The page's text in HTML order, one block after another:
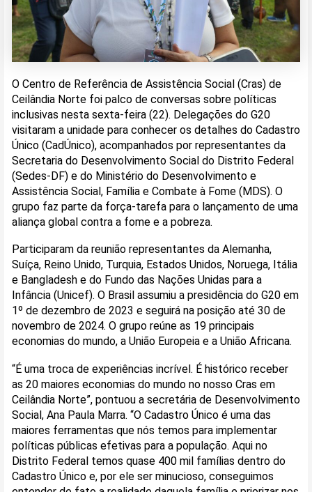
O Centro de Referência de Assistência Social (Cras) de
Ceilândia Norte foi palco de conversas sobre políticas
inclusivas nesta sexta-feira (22). Delegações do G20
visitaram a unidade para conhecer os detalhes do Cadastro
Único (CadÚnico), acompanhados por representantes da
Secretaria do Desenvolvimento Social do Distrito Federal
(Sedes-DF) e do Ministério do Desenvolvimento e
Assistência Social, Família e Combate à Fome (MDS). O
grupo faz parte da força-tarefa para o lançamento de uma
aliança global contra a fome e a pobreza.
Participaram da reunião representantes da Alemanha,
Suíça, Reino Unido, Turquia, Estados Unidos, Noruega, Itália
e Bangladesh e do Fundo das Nações Unidas para a
Infância (Unicef). O Brasil assumiu a presidência do G20 em
1º de dezembro de 2023 e seguirá na posição até 30 de
novembro de 2024. O grupo reúne as 19 principais
economias do mundo, a União Europeia e a União Africana.
“É uma troca de experiências incrível. É histórico receber
as 20 maiores economias do mundo no nosso Cras em
Ceilândia Norte”, pontuou a secretária de Desenvolvimento
Social, Ana Paula Marra. “O Cadastro Único é uma das
maiores ferramentas que nós temos para implementar
políticas públicas efetivas para a população. Aqui no
Distrito Federal temos quase 400 mil famílias dentro do
Cadastro Único e, por ele ser minucioso, conseguimos